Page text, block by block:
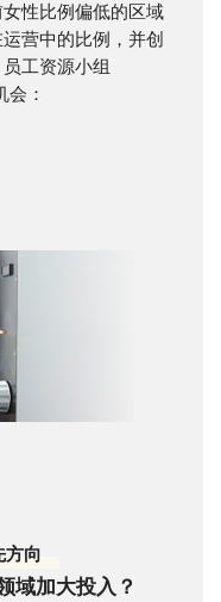
性比例偏低的区域
营中的比例，并创
工资源小组
会：
方向
域加大投入？